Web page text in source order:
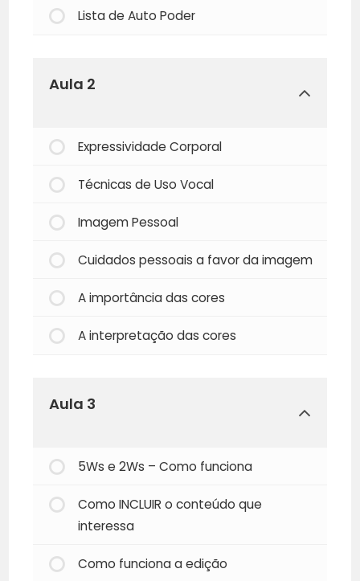
Lista de Auto Poder
Aula 2
Expressividade Corporal
Técnicas de Uso Vocal
Imagem Pessoal
Cuidados pessoais a favor da imagem
A importância das cores
A interpretação das cores
Aula 3
5Ws e 2Ws – Como funciona
Como INCLUIR o conteúdo que
interessa
Como funciona a edição